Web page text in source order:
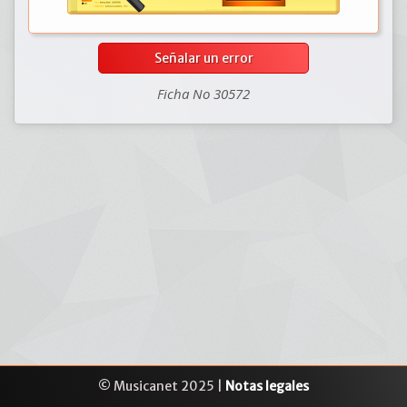
Señalar un error
Ficha No 30572
© Musicanet 2025 | Notas legales